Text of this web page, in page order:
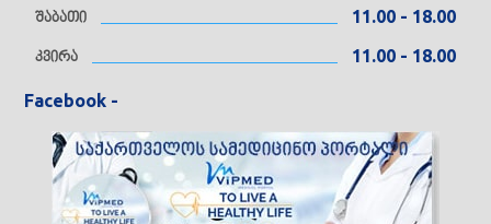
შაბათი 11.00 - 18.00
კვირა 11.00 - 18.00
Facebook -